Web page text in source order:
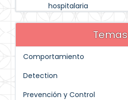
hospitalaria
Temas
Comportamiento
Detection
Prevención y Control